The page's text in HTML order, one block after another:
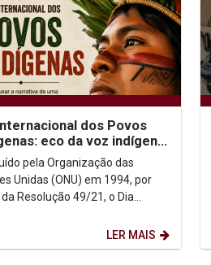
dos Povos
eco da voz indígena
urbano
pela Organização das
Unidas (ONU) em 1994, por
Resolução 49/21, o Dia
firma-se como...LER MAIS